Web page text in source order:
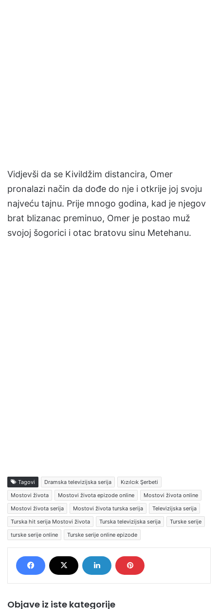
Vidjevši da se Kivildžim distancira, Omer
pronalazi način da dođe do nje i otkrije joj svoju
najveću tajnu. Prije mnogo godina, kad je njegov
brat blizanac preminuo, Omer je postao muž
svojoj šogorici i otac bratovu sinu Metehanu.
Tagovi Dramska televizijska serija
Kızılcık Şerbeti
Mostovi života
Mostovi života epizode online
Mostovi života online
Mostovi života serija
Mostovi života turska serija
Televizijska serija
Turska hit serija Mostovi života
Turska televizijska serija
Turske serije
turske serije online
Turske serije online epizode
Objave iz iste kategorije